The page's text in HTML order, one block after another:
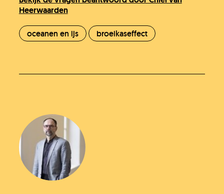
Heerwaarden
oceanen en ijs broeikaseffect